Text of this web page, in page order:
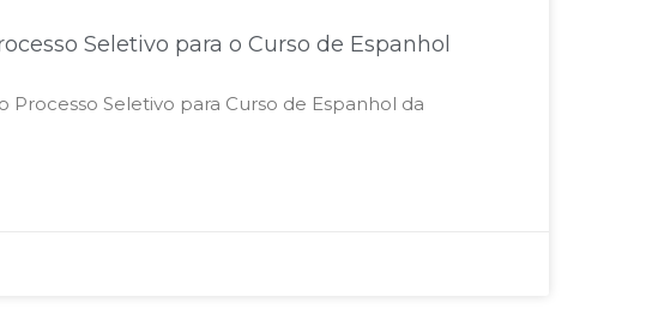
Seletivo para o Curso de Espanhol
Processo Seletivo para Curso de Espanhol da